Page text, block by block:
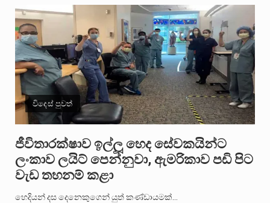
විදෙස් පුවත්
ජීවිතාරක්ෂාව ඉල්ලූ හෙද සේවකයින්ට
ලංකාව ලයිට් පෙන්නුවා, ඇමරිකාව පඩි පිට
වැඩ තහනම් කළා
හෙදියන් දස දෙනෙකුගෙන් යුත් කණ්ඩායමක්…